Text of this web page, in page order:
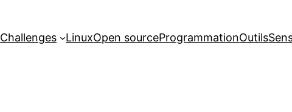
Challenges LinuxOpen sourceProgrammationOutils